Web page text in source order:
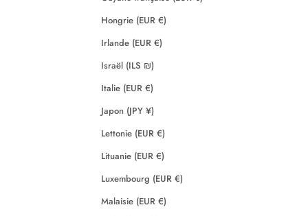
Hongrie (EUR €)
Irlande (EUR €)
Israël (ILS ₪)
Italie (EUR €)
Japon (JPY ¥)
Lettonie (EUR €)
Lituanie (EUR €)
Luxembourg (EUR €)
Malaisie (EUR €)